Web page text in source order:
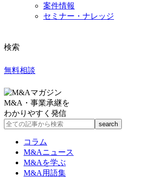
案件情報
セミナー・ナレッジ
検索
無料相談
M&A・事業承継を
わかりやすく発信
コラム
M&Aニュース
M&Aを学ぶ
M&A用語集